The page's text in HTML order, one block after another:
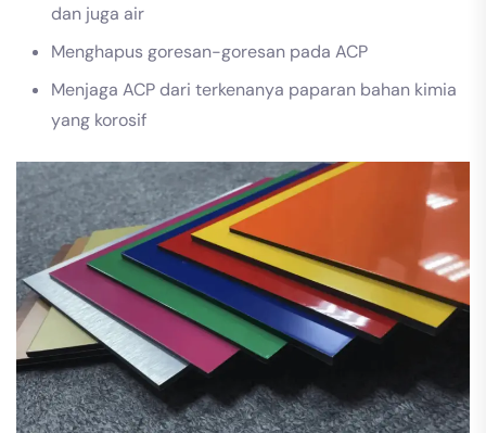
dan juga air
Menghapus goresan-goresan pada ACP
Menjaga ACP dari terkenanya paparan bahan kimia
yang korosif